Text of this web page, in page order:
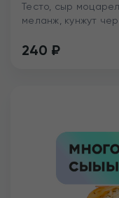
Тесто, сыр
меланж, кунжут
240 ₽